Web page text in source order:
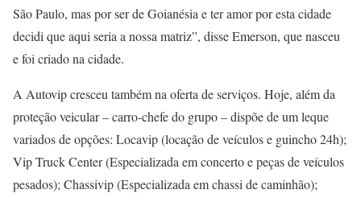
São Paulo, mas por ser de Goianésia e ter amor por esta cidade
decidi que aqui seria a nossa matriz”, disse Emerson, que nasceu
e foi criado na cidade.
A Autovip cresceu também na oferta de serviços. Hoje, além da
proteção veicular – carro-chefe do grupo – dispõe de um leque
variados de opções: Locavip (locação de veículos e guincho 24h);
Vip Truck Center (Especializada em concerto e peças de veículos
pesados); Chassivip (Especializada em chassi de caminhão);